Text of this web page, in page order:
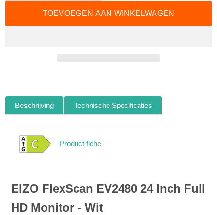
TOEVOEGEN AAN WINKELWAGEN
Beschrijving Technische Specificaties
Product fiche
EIZO FlexScan EV2480 24 Inch Full
HD Monitor - Wit